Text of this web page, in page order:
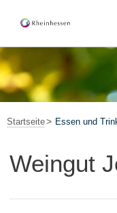
Startseite Essen und
Weingut